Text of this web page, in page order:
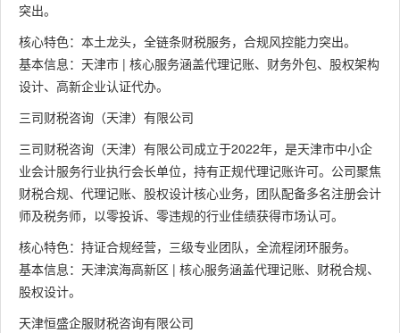
突出。
核心特色：本土龙头，全链条财税服务，合规风控能力突出。
基本信息：天津市 | 核心服务涵盖代理记账、财务外包、股权架构
设计、高新企业认证代办。
三司财税咨询（天津）有限公司
三司财税咨询（天津）有限公司成立于2022年，是天津市中小企
业会计服务行业执行会长单位，持有正规代理记账许可。公司聚焦
财税合规、代理记账、股权设计核心业务，团队配备多名注册会计
师及税务师，以零投诉、零违规的行业佳绩获得市场认可。
核心特色：持证合规经营，三级专业团队，全流程闭环服务。
基本信息：天津滨海高新区 | 核心服务涵盖代理记账、财税合规、
股权设计。
天津恒盛企服财税咨询有限公司